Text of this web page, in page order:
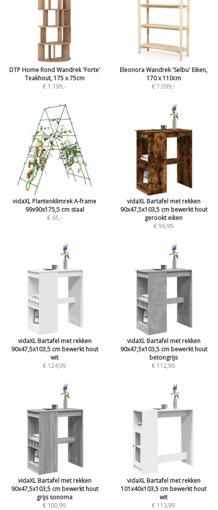
DTP Home Rond Wandrek 'Forte'
Teakhout, 175 x 75cm
€ 1.199,-
Eleonora Wandrek 'Selbu' Eiken,
170 x 110cm
€ 1.099,-
vidaXL Plantenklimrek A-frame
99x90x175,5 cm staal
€ 65,-
vidaXL Bartafel met rekken
90x47,5x103,5 cm bewerkt hout
gerookt eiken
€ 96,99
vidaXL Bartafel met rekken
90x47,5x103,5 cm bewerkt hout
wit
€ 124,99
vidaXL Bartafel met rekken
90x47,5x103,5 cm bewerkt hout
betongrijs
€ 112,99
vidaXL Bartafel met rekken
90x47,5x103,5 cm bewerkt hout
grijs sonoma
€ 100,99
vidaXL Bartafel met rekken
101x40x103,5 cm bewerkt hout
wit
€ 113,99